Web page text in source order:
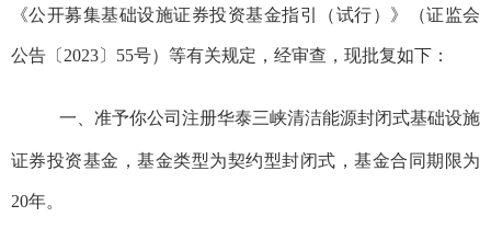
《公开募集基础设施证券投资基金指引（试行）》（证监会
公告〔 2023〕 55号）等有关规定，经审查，现批复如下：
一、准予你公司 注册华泰三峡清洁能源封闭式基础设施
证券投资基金，基金类型为契约型封闭式，基金合同期限为
20年。